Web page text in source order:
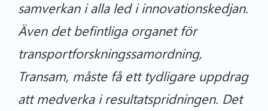
samverkan i alla led i innovationskedjan.
Även det befintliga organet för
transportforskningssamordning,
Transam, måste få ett tydligare uppdrag
att medverka i resultatspridningen. Det